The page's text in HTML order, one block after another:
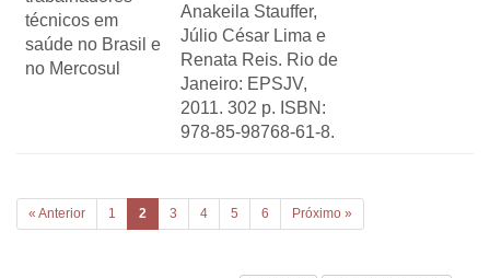
técnicos em
saúde no Brasil e
no Mercosul
Anakeila Stauffer,
Júlio César Lima e
Renata Reis. Rio de
Janeiro: EPSJV,
2011. 302 p. ISBN:
978-85-98768-61-8.
« Anterior 1 2 (current)
3 4 5 6 Próximo »